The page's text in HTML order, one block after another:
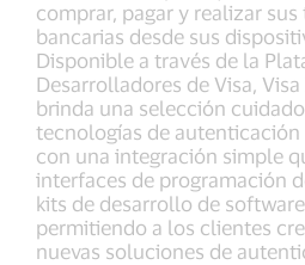
comprar, pagar y realizar
bancarias desde sus
Disponible a través de la
Desarrolladores de Visa,
brinda una selección
tecnologías de autenticación
con una integración simple
interfaces de programación
kits de desarrollo de software
permitiendo a los clientes
nuevas soluciones de